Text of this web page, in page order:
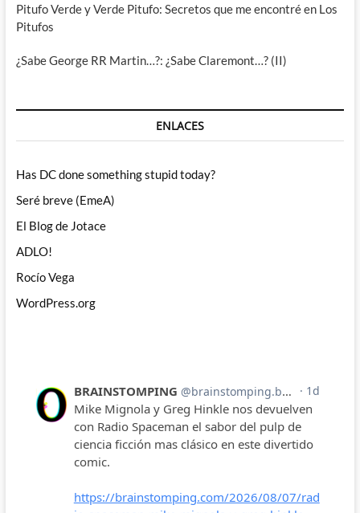
Pitufo Verde y Verde Pitufo: Secretos que me encontré en Los
Pitufos
¿Sabe George RR Martin…?: ¿Sabe Claremont…? (II)
ENLACES
Has DC done something stupid today?
Seré breve (EmeA)
El Blog de Jotace
ADLO!
Rocío Vega
WordPress.org